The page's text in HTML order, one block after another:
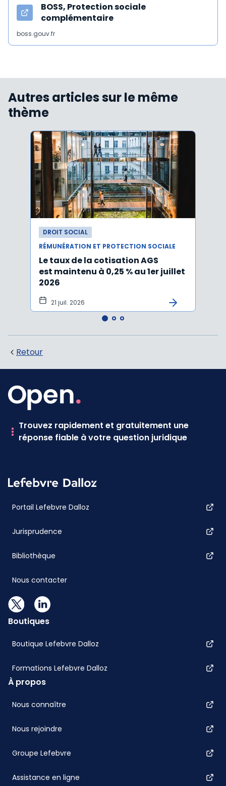
BOSS, Protection sociale
complémentaire
boss.gouv.fr
Autres articles sur le même
thème
DROIT SOCIAL
RÉMUNÉRATION ET PROTECTION SOCIALE
Le taux de la cotisation AGS
est maintenu à 0,25 % au 1er juillet
2026
21 juil. 2026
Retour
Trouvez rapidement et gratuitement une
réponse fiable à votre question juridique
Portail Lefebvre Dalloz
Jurisprudence
Bibliothèque
Nous contacter
Boutiques
Boutique Lefebvre Dalloz
Formations Lefebvre Dalloz
À propos
Nous connaître
Nous rejoindre
Groupe Lefebvre
Assistance en ligne